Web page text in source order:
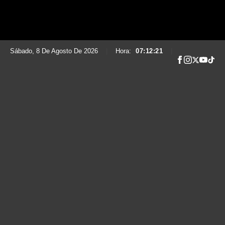
Sábado, 8 De Agosto De 2026 Hora: 07:12:22